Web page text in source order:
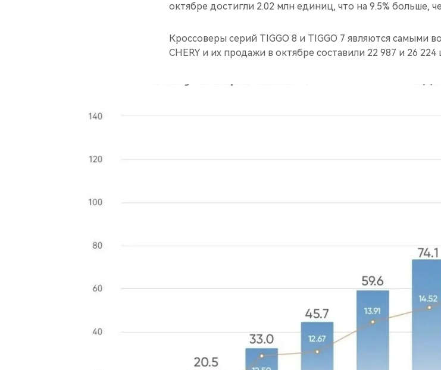
октябре достигли 2.02 млн единиц, что на 9.5% больше,
Кроссоверы серий TIGGO 8 и TIGGO 7 являются самыми
CHERY и их продажи в октябре составили 22 987 и 26